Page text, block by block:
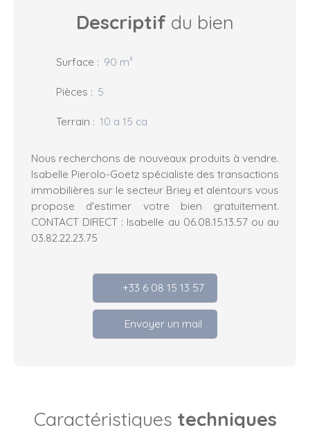
Descriptif du bien
Surface : 90 m²
Pièces : 5
Terrain : 10 a 15 ca
Nous recherchons de nouveaux produits à vendre.
Isabelle Pierolo-Goetz spécialiste des transactions
immobilières sur le secteur Briey et alentours vous
propose d'estimer votre bien gratuitement.
CONTACT DIRECT : Isabelle au 06.08.15.13.57 ou au
03.82.22.23.75
+33 6 08 15 13 57
Envoyer un mail
Caractéristiques techniques